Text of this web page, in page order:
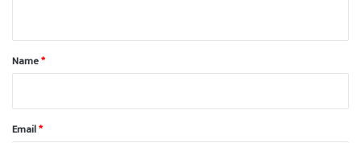
*
Name*
Email*